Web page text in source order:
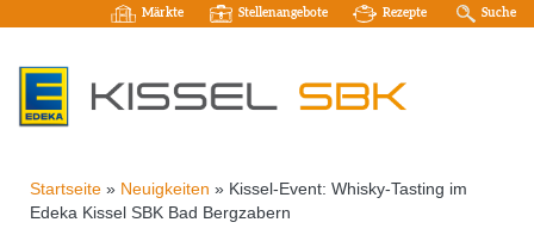
Märkte Stellenangebote Rezepte Suche
Startseite » Neuigkeiten » Kissel-Event: Whisky-Tasting im
Edeka Kissel SBK Bad Bergzabern